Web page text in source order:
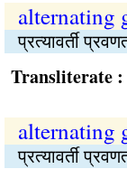
alternating
प्रत्यावर्ती
:
alternating
प्रत्यावर्ती